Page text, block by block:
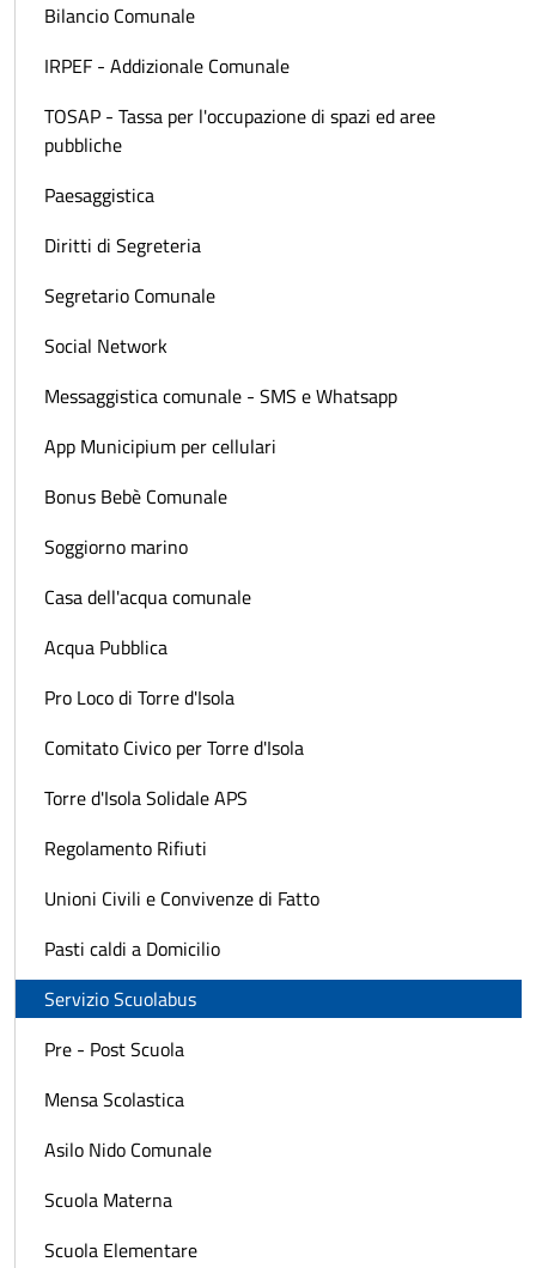
Bilancio Comunale
IRPEF - Addizionale Comunale
TOSAP - Tassa per l'occupazione di spazi ed aree
pubbliche
Paesaggistica
Diritti di Segreteria
Segretario Comunale
Social Network
Messaggistica comunale - SMS e Whatsapp
App Municipium per cellulari
Bonus Bebè Comunale
Soggiorno marino
Casa dell'acqua comunale
Acqua Pubblica
Pro Loco di Torre d'Isola
Comitato Civico per Torre d'Isola
Torre d'Isola Solidale APS
Regolamento Rifiuti
Unioni Civili e Convivenze di Fatto
Pasti caldi a Domicilio
Servizio Scuolabus
Pre - Post Scuola
Mensa Scolastica
Asilo Nido Comunale
Scuola Materna
Scuola Elementare